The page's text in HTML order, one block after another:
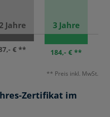
2 Jahre
€ **
3 Jahre
184,- € **
** Preis inkl. MwSt.
Zertifikat im